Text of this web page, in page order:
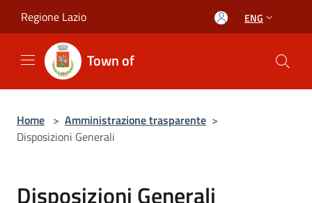
Regione Lazio ENG
Town of
Home > Amministrazione trasparente >
Disposizioni Generali
Disposizioni Generali